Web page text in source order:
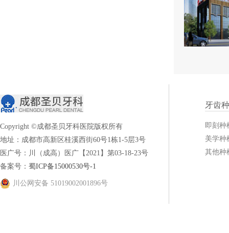
Copyright ©成都圣贝牙科医院版权所有
地址：成都市高新区桂溪西街60号1栋1-5层3号
医广号：川（成高）医广【2021】第03-18-23号
备案号： 蜀ICP备15000530号-1
川公网安备 51019002001896号
牙齿
即刻种
美学种
其他种